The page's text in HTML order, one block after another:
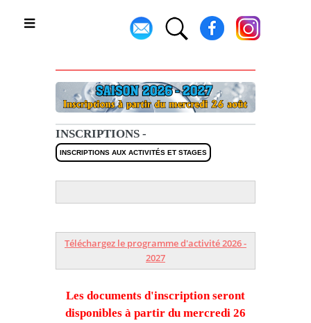
INSCRIPTIONS -
INSCRIPTIONS AUX ACTIVITÉS ET STAGES
Téléchargez le programme d'activité 2026 -
2027
Les documents d'inscription seront
disponibles à partir du mercredi 26